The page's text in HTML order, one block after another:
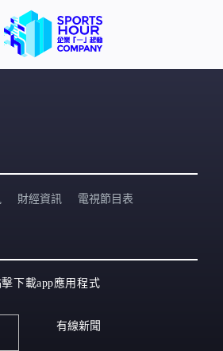
財經資訊 電視節目表
下載app應用程式
有線新聞